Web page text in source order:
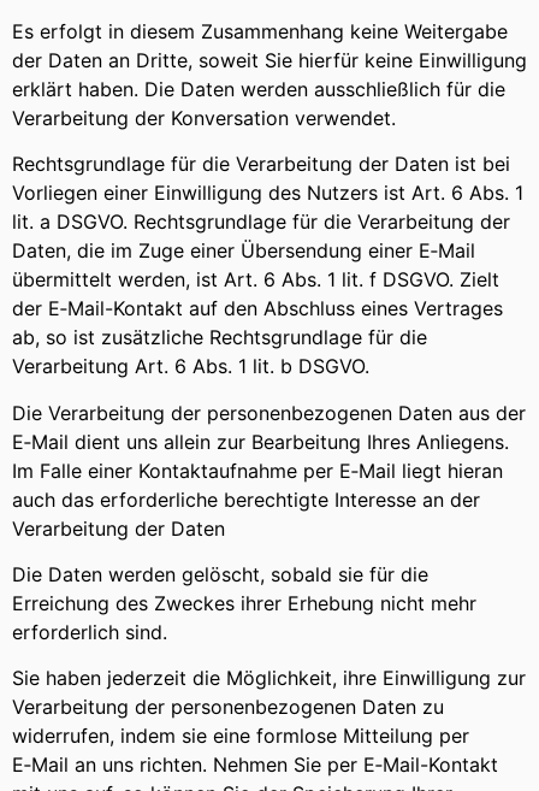
Es erfolgt in diesem Zusammenhang keine Weitergabe
der Daten an Dritte, soweit Sie hierfür keine Einwilligung
erklärt haben. Die Daten werden ausschließlich für die
Verarbeitung der Konversation verwendet.
Rechtsgrundlage für die Verarbeitung der Daten ist bei
Vorliegen einer Einwilligung des Nutzers ist Art. 6 Abs. 1
lit. a DSGVO. Rechtsgrundlage für die Verarbeitung der
Daten, die im Zuge einer Übersendung einer E‑Mail
übermittelt werden, ist Art. 6 Abs. 1 lit. f DSGVO. Zielt
der E‑Mail-Kontakt auf den Abschluss eines Vertrages
ab, so ist zusätzliche Rechtsgrundlage für die
Verarbeitung Art. 6 Abs. 1 lit. b DSGVO.
Die Verarbeitung der personenbezogenen Daten aus der
E‑Mail dient uns allein zur Bearbeitung Ihres Anliegens.
Im Falle einer Kontaktaufnahme per E‑Mail liegt hieran
auch das erforderliche berechtigte Interesse an der
Verarbeitung der Daten
Die Daten werden gelöscht, sobald sie für die
Erreichung des Zweckes ihrer Erhebung nicht mehr
erforderlich sind.
Sie haben jederzeit die Möglichkeit, ihre Einwilligung zur
Verarbeitung der personenbezogenen Daten zu
widerrufen, indem sie eine formlose Mitteilung per
E‑Mail an uns richten. Nehmen Sie per E‑Mail-Kontakt